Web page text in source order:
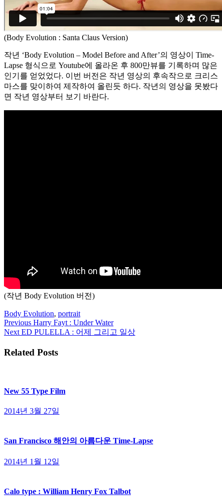
(Body Evolution : Santa Claus Version)
작년 ‘Body Evolution – Model Before and After’의 영상이 Time-
Lapse 형식으로 Youtube에 올라온 후 800만뷰를 기록하며 많은
인기를 얻었었다. 이번 버전은 작년 영상의 후속작으로 크리스
마스를 맞이하여 제작하여 올린듯 하다. 작년의 영상을 못봤다
면 작년 영상부터 보기 바란다.
(작년 Body Evolution 버전)
Body Evolution, portrait
Previous Harry Fayt : Under Water
Next ED PULELLA : 어제 그리고 일상
Related Posts
New 55 Type Film
2014년 3월 27일
San Francisco 해안의 아름다운 Time-Lapse
2014년 1월 12일
Calo type : William Henry Fox Talbot